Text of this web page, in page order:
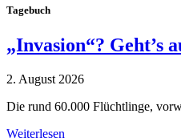
Tagebuch
„Invasion“? Geht’s
2. August 2026
Die rund 60.000 Flüchtlinge,
Weiterlesen